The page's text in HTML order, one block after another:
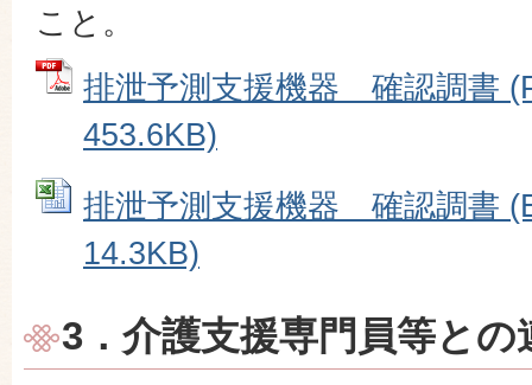
こと。
排泄予測支援機器 確認調書
453.6KB)
排泄予測支援機器 確認調書
14.3KB)
3．介護支援専門員等との